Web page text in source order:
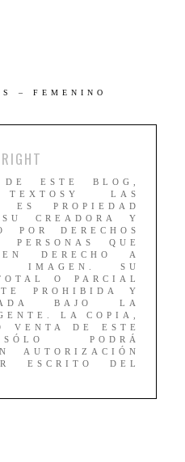
ESTE BLOG,
LAS
ES PROPIEDAD
CREADORA Y
POR DERECHOS
QUE
DERECHO A
IMAGEN. SU
O PARCIAL
PROHIBIDA Y
BAJO LA
LA COPIA,
VENTA DE ESTE
PODRÁ
AUTORIZACIÓN
ESCRITO DEL